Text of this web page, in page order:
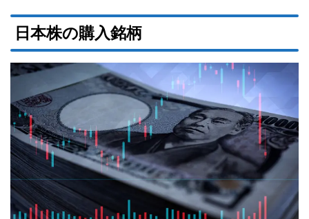
日本株の購入銘柄